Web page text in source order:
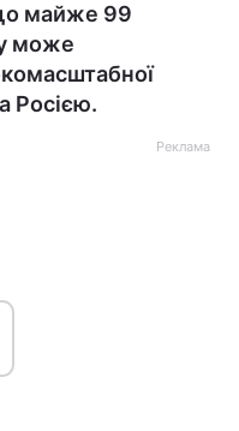
майже 99
може
Росією.
Реклама